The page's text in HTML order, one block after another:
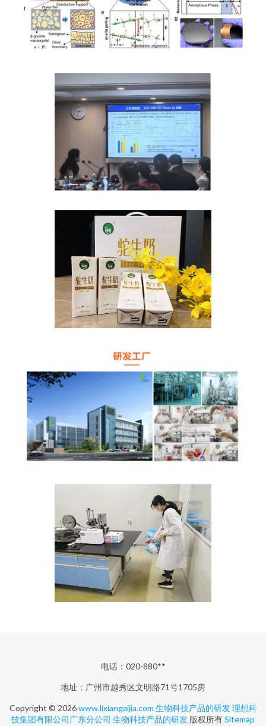
电话：020-880**
地址：广州市越秀区文明路71号1705房
Copyright © 2026www.lixiangaijia.com 生物科技产品的研发 理想科
技集团有限公司广东分公司 生物科技产品的研发 版权所有Sitemap